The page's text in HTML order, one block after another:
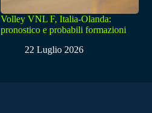
Volley VNL F, Italia-Olanda:
pronostico e probabili formazioni
22 Luglio 2026